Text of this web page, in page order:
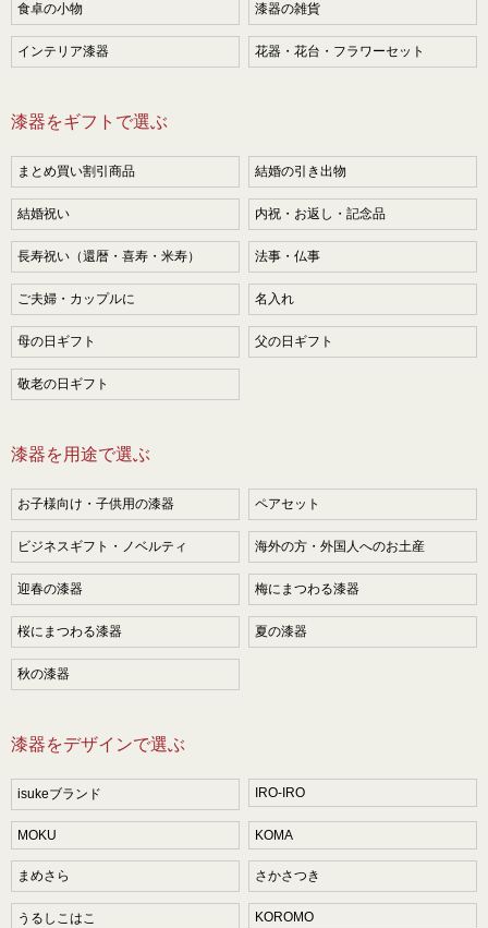
食卓の小物 漆器の雑貨
インテリア漆器 花器・花台・フラワーセット
漆器をギフトで選ぶ
まとめ買い割引商品 結婚の引き出物
結婚祝い 内祝・お返し・記念品
長寿祝い（還暦・喜寿・米寿） 法事・仏事
ご夫婦・カップルに 名入れ
母の日ギフト 父の日ギフト
敬老の日ギフト
漆器を用途で選ぶ
お子様向け・子供用の漆器 ペアセット
ビジネスギフト・ノベルティ 海外の方・外国人へのお土産
迎春の漆器 梅にまつわる漆器
桜にまつわる漆器 夏の漆器
秋の漆器
漆器をデザインで選ぶ
isukeブランド IRO-IRO
MOKU KOMA
まめさら さかさつき
うるしこはこ KOROMO